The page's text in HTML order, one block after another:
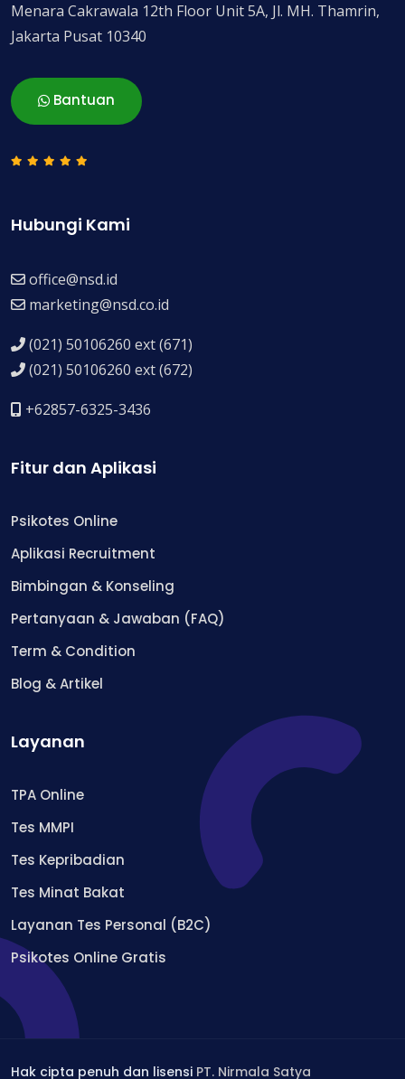
Menara Cakrawala 12th Floor Unit 5A, Jl. MH. Thamrin,
Jakarta Pusat 10340
Bantuan
Hubungi Kami
office@nsd.id
marketing@nsd.co.id
(021) 50106260 ext (671)
(021) 50106260 ext (672)
+62857-6325-3436
Fitur dan Aplikasi
Psikotes Online
Aplikasi Recruitment
Bimbingan & Konseling
Pertanyaan & Jawaban (FAQ)
Term & Condition
Blog & Artikel
Layanan
TPA Online
Tes MMPI
Tes Kepribadian
Tes Minat Bakat
Layanan Tes Personal (B2C)
Psikotes Online Gratis
Hak cipta penuh dan lisensi PT. Nirmala Satya